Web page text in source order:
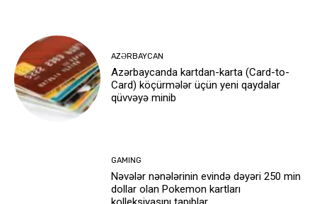
AZƏRBAYCAN
Azərbaycanda kartdan-karta (Card-to-
Card) köçürmələr üçün yeni qaydalar
qüvvəyə minib
GAMING
Nəvələr nənələrinin evində dəyəri 250 min
dollar olan Pokemon kartları